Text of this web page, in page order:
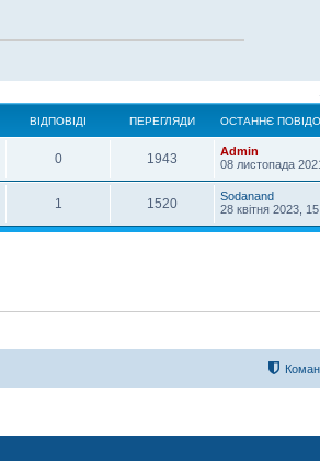
ВІДПОВІДІ ПЕРЕГЛЯДИ ОСТАННЄ
0 1943
Admin
08 листопада
1 1520
Sodanand
28 квітня 2023,